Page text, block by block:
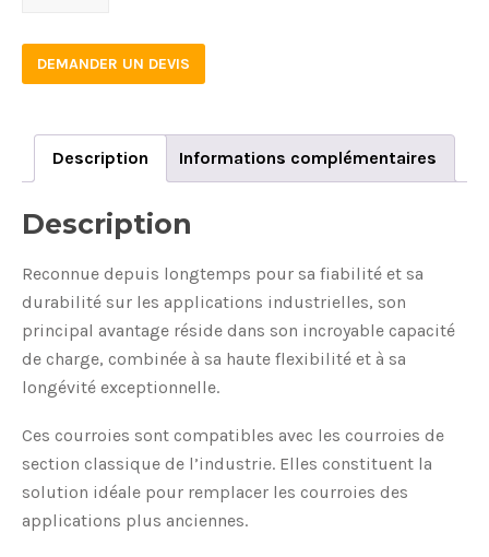
DEMANDER UN DEVIS
Description Informations complémentaires
Description
Reconnue depuis longtemps pour sa fiabilité et sa
durabilité sur les applications industrielles, son
principal avantage réside dans son incroyable capacité
de charge, combinée à sa haute flexibilité et à sa
longévité exceptionnelle.
Ces courroies sont compatibles avec les courroies de
section classique de l’industrie. Elles constituent la
solution idéale pour remplacer les courroies des
applications plus anciennes.